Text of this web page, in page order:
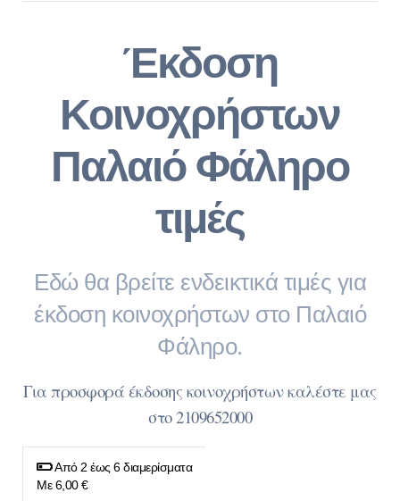
Έκδοση
Κοινοχρήστων
Παλαιό Φάληρο
τιμές
Εδώ θα βρείτε ενδεικτικά τιμές για
έκδοση κοινοχρήστων στο Παλαιό
Φάληρο.
Για προσφορά έκδοσης κοινοχρήστων καλέστε μας
στο 2109652000
Από 2 έως 6 διαμερίσματα
Με 6,00 €